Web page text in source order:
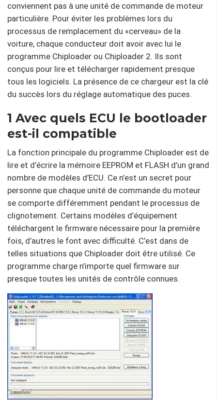
conviennent pas à une unité de commande de moteur
particulière. Pour éviter les problèmes lors du
processus de remplacement du «cerveau» de la
voiture, chaque conducteur doit avoir avec lui le
programme Chiploader ou Chiploader 2. Ils sont
conçus pour lire et télécharger rapidement presque
tous les logiciels. La présence de ce chargeur est la clé
du succès lors du réglage automatique des puces.
1 Avec quels ECU le bootloader
est-il compatible
La fonction principale du programme Chiploader est de
lire et d’écrire la mémoire EEPROM et FLASH d’un grand
nombre de modèles d’ECU. Ce n’est un secret pour
personne que chaque unité de commande du moteur
se comporte différemment pendant le processus de
clignotement. Certains modèles d’équipement
téléchargent le firmware nécessaire pour la première
fois, d’autres le font avec difficulté. C’est dans de
telles situations que Chiploader doit être utilisé. Ce
programme charge n’importe quel firmware sur
presque toutes les unités de contrôle connues.